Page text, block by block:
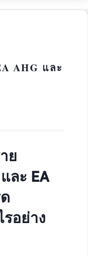
AHG และ
ย
ละ EA
อย่าง